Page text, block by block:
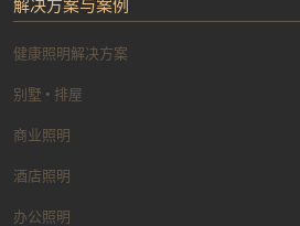
解决方案与案例
健康照明解决方案
别墅 • 排屋
商业照明
酒店照明
办公照明